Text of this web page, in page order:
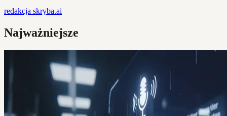
redakcja skryba.ai
Najważniejsze